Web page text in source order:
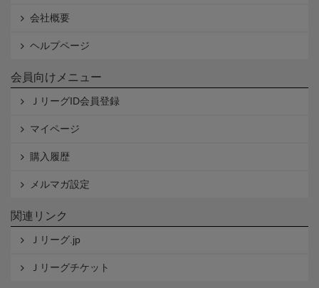
会社概要
ヘルプページ
会員向けメニュー
ＪリーグID会員登録
マイページ
購入履歴
メルマガ設定
関連リンク
Ｊリーグ.jp
Ｊリーグチケット